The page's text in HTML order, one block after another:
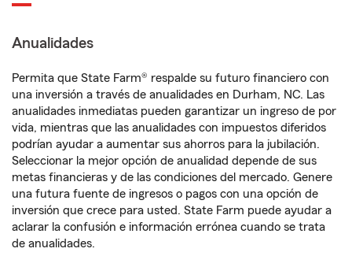
Anualidades
Permita que State Farm® respalde su futuro financiero con
una inversión a través de anualidades en Durham, NC. Las
anualidades inmediatas pueden garantizar un ingreso de por
vida, mientras que las anualidades con impuestos diferidos
podrían ayudar a aumentar sus ahorros para la jubilación.
Seleccionar la mejor opción de anualidad depende de sus
metas financieras y de las condiciones del mercado. Genere
una futura fuente de ingresos o pagos con una opción de
inversión que crece para usted. State Farm puede ayudar a
aclarar la confusión e información errónea cuando se trata
de anualidades.